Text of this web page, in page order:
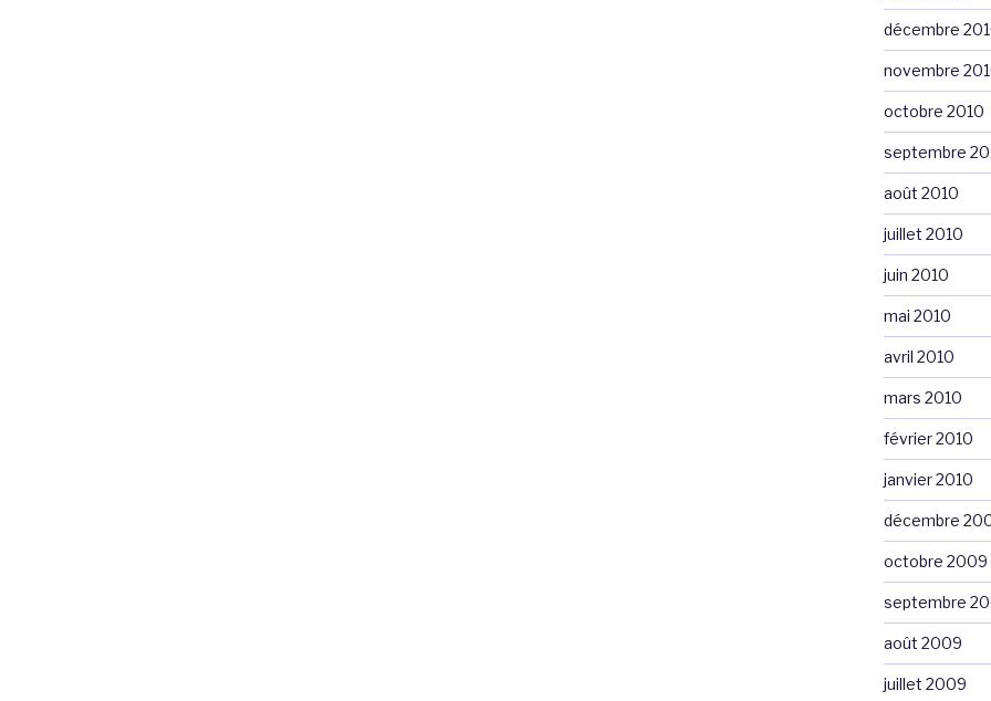
décembre
novembre
octobre 2010
septembre
août 2010
juillet 2010
juin 2010
mai 2010
avril 2010
mars 2010
février 2010
janvier 2010
décembre
octobre 2009
septembre
août 2009
juillet 2009